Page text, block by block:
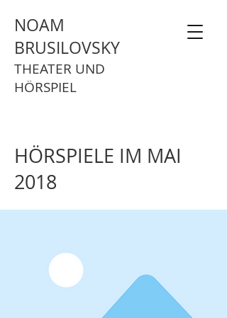
NOAM
BRUSILOVSKY
THEATER UND
HÖRSPIEL
HÖRSPIELE IM MAI
2018